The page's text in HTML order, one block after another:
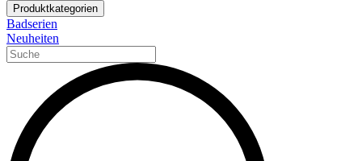
Produktkategorien
Badserien
Neuheiten